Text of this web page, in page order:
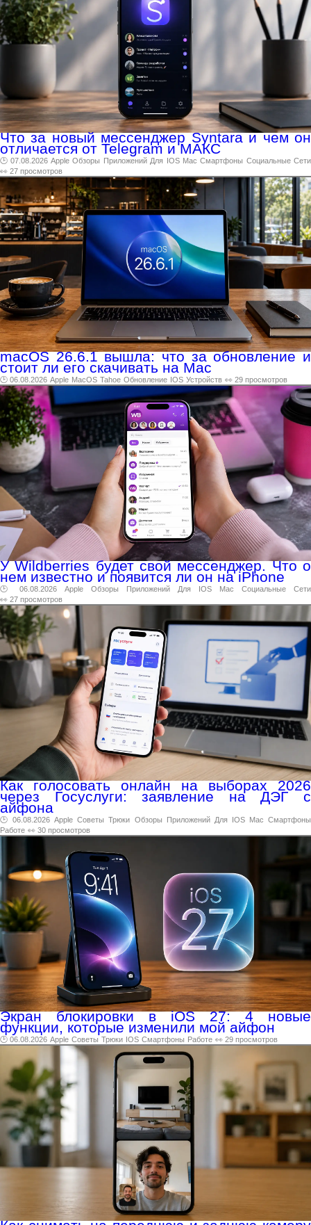
Что за новый мессенджер Syntara и чем он
отличается от Telegram и МАКС
🕑 07.08.2026 Apple Обзоры Приложений Для IOS Mac Смартфоны Социальные Сети
👀 27 просмотров
macOS 26.6.1 вышла: что за обновление и
стоит ли его скачивать на Mac
🕑 06.08.2026 Apple MacOS Tahoe Обновление IOS Устройств 👀 29 просмотров
У Wildberries будет свой мессенджер. Что о
нем известно и появится ли он на iPhone
🕑 06.08.2026 Apple Обзоры Приложений Для IOS Mac Социальные
Сети
👀 27 просмотров
Как голосовать онлайн на выборах 2026
через Госуслуги: заявление на ДЭГ с
айфона
🕑 06.08.2026 Apple Советы Трюки Обзоры Приложений Для IOS Mac Смартфоны
Работе 👀 30 просмотров
Экран блокировки в iOS 27: 4 новые
функции, которые изменили мой айфон
🕑 06.08.2026 Apple Советы Трюки IOS Смартфоны Работе 👀 29 просмотров